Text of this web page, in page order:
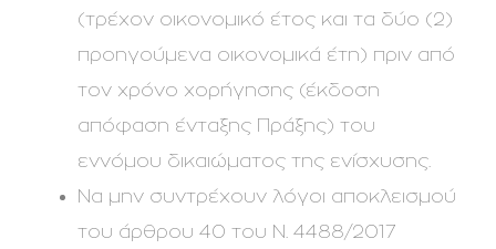
(τρέχον οικονομικό έτος και τα δύο (2)
προηγούμενα οικονομικά έτη) πριν από
τον χρόνο χορήγησης (έκδοση
απόφαση ένταξης Πράξης) του
εννόμου δικαιώματος της ενίσχυσης.
Να μην συντρέχουν λόγοι αποκλεισμού
του άρθρου 40 του Ν. 4488/2017